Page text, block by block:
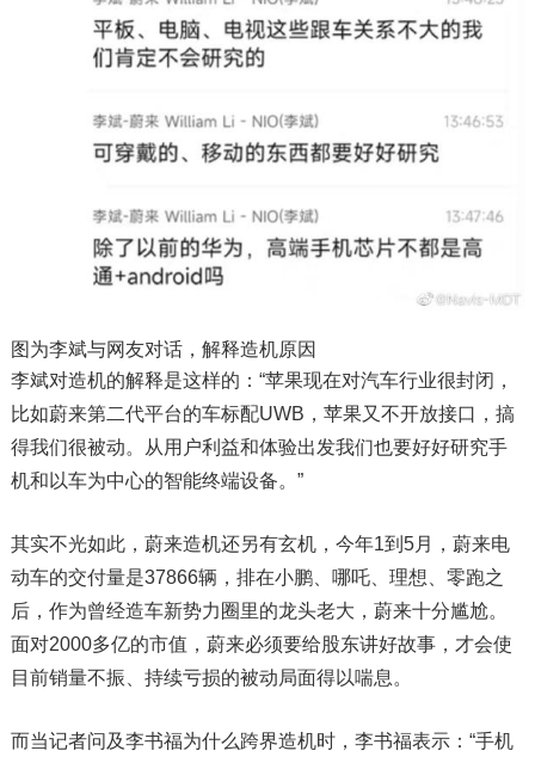
图为李斌与网友对话，解释造机原因
李斌对造机的解释是这样的：“苹果现在对汽车行业很封闭，
比如蔚来第二代平台的车标配UWB，苹果又不开放接口，搞
得我们很被动。从用户利益和体验出发我们也要好好研究手
机和以车为中心的智能终端设备。”
其实不光如此，蔚来造机还另有玄机，今年1到5月，蔚来电
动车的交付量是37866辆，排在小鹏、哪吒、理想、零跑之
后，作为曾经造车新势力圈里的龙头老大，蔚来十分尴尬。
面对2000多亿的市值，蔚来必须要给股东讲好故事，才会使
目前销量不振、持续亏损的被动局面得以喘息。
而当记者问及李书福为什么跨界造机时，李书福表示：“手机